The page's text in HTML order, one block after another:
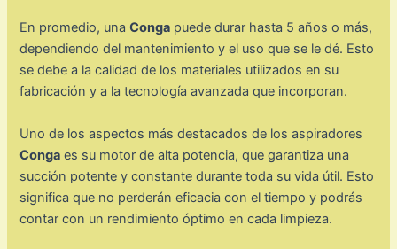
En promedio, unaConga puede durar hasta 5 años o más,
dependiendo del mantenimiento y el uso que se le dé. Esto
se debe a la calidad de los materiales utilizados en su
fabricación y a la tecnología avanzada que incorporan.
Uno de los aspectos más destacados de los aspiradores
Conga es su motor de alta potencia, que garantiza una
succión potente y constante durante toda su vida útil. Esto
significa que no perderán eficacia con el tiempo y podrás
contar con un rendimiento óptimo en cada limpieza.